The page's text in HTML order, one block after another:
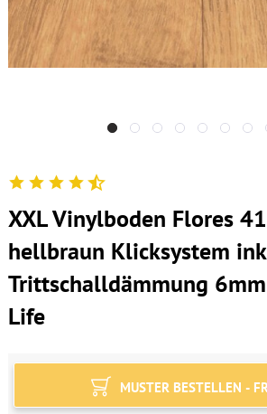
XXL Vinylboden Flores
hellbraun Klicksystem
Trittschalldämmung 6mm
Life
MUSTER BESTELLEN -